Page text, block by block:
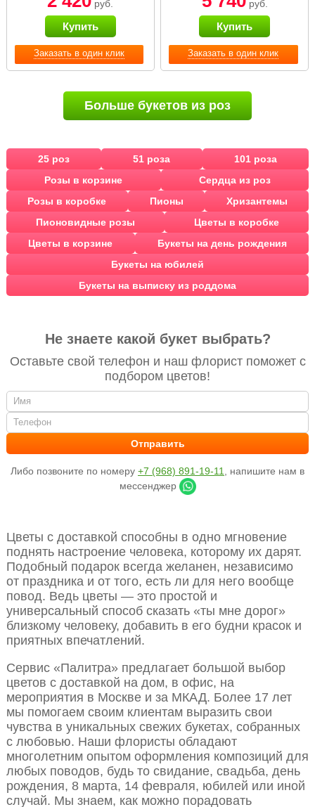
Заказать в один клик
руб.
Купить
Заказать в один клик
пожеланиями»
руб.
Купить
Больше букетов из роз
25 роз 51 роза
101 роза
Розы в корзине
Сердца из роз
Розы в коробке
Пионы
Хризантемы
Пионовидные розы
Цветы в коробке
Цветы в корзине
Букеты на день рождения
Букеты на юбилей
Букеты на выписку из роддома
Не знаете какой букет выбрать?
Оставьте свой телефон и наш флорист поможет с
подбором цветов!
Либо позвоните по номеру +7 (968) 891-19-11
, напишите нам в
мессенджер
Цветы с доставкой способны в одно мгновение
поднять настроение человека, которому их дарят.
Подобный подарок всегда желанен, независимо
от праздника и от того, есть ли для него вообще
повод. Ведь цветы — это простой и
универсальный способ сказать «ты мне дорог»
близкому человеку, добавить в его будни красок и
приятных впечатлений.
Сервис «Палитра» предлагает большой выбор
цветов с доставкой на дом, в офис, на
мероприятия в Москве и за МКАД. Более 17 лет
мы помогаем своим клиентам выразить свои
чувства в уникальных свежих букетах, собранных
с любовью. Наши флористы обладают
многолетним опытом оформления композиций для
любых поводов, будь то свидание, свадьба, день
рождения, 8 марта, 14 февраля, юбилей или иной
случай. Мы знаем, как можно порадовать